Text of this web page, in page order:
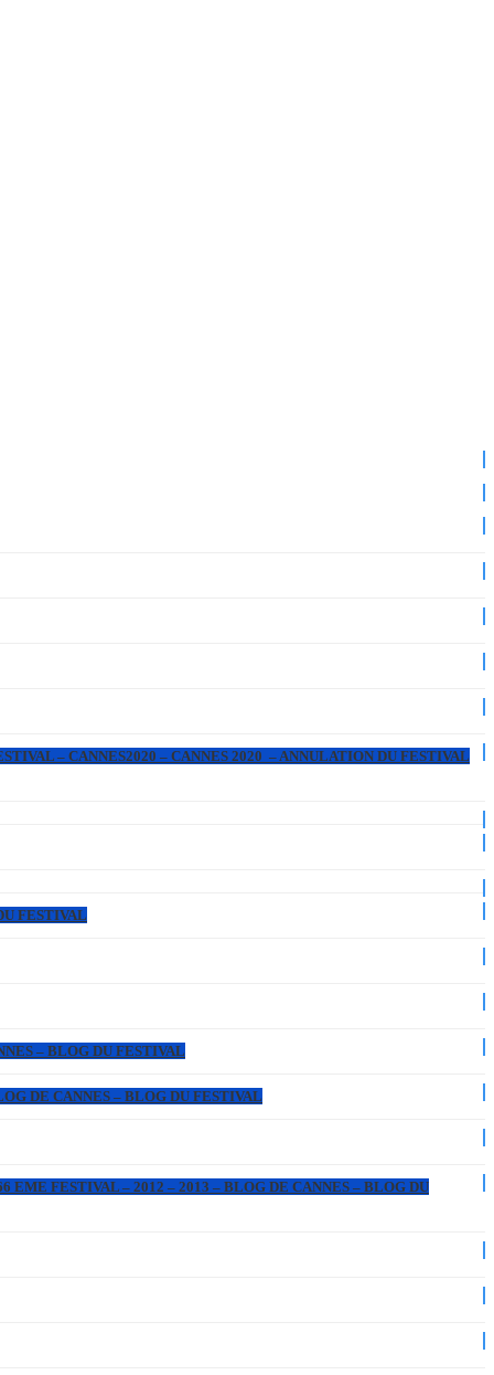
– CANNES2020 – CANNES 2020 – ANNULATION DU FESTIVAL
FESTIVAL
– BLOG DU FESTIVAL
DE CANNES – BLOG DU FESTIVAL
FESTIVAL – 2012 – 2013 – BLOG DE CANNES – BLOG DU